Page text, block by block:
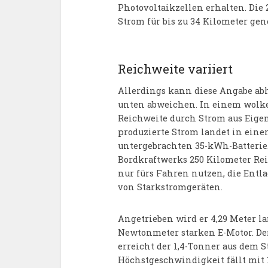
Photovoltaikzellen erhalten. Die
Strom für bis zu 34 Kilometer
Reichweite variiert
Allerdings kann diese Angabe
unten abweichen. In einem
Reichweite durch Strom aus
produzierte Strom landet in
untergebrachten 35-kWh-
Bordkraftwerks 250 Kilometer
nur fürs Fahren nutzen, die
von Starkstromgeräten.
Angetrieben wird er 4,29 Meter
Newtonmeter starken E-Motor.
erreicht der 1,4-Tonner aus dem
Höchstgeschwindigkeit fällt mit